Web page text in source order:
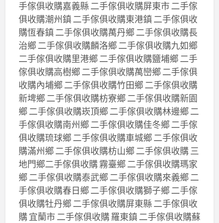
手傢俱收購嘉義縣 二手傢俱收購屏東市 二手傢
俱收購潮州鎮 二手傢俱收購東港鎮 二手傢俱收
購恆春鎮 二手傢俱收購萬丹鄉 二手傢俱收購長
治鄉 二手傢俱收購麟洛鄉 二手傢俱收購九如鄉
二手傢俱收購里港鄉 二手傢俱收購鹽埔鄉 二手
傢俱收購高樹鄉 二手傢俱收購萬巒鄉 二手傢俱
收購內埔鄉 二手傢俱收購竹田鄉 二手傢俱收購
新埤鄉 二手傢俱收購枋寮鄉 二手傢俱收購新園
鄉 二手傢俱收購崁頂鄉 二手傢俱收購林邊鄉 二
手傢俱收購南州鄉 二手傢俱收購佳冬鄉 二手傢
俱收購琉球鄉 二手傢俱收購車城鄉 二手傢俱收
購滿州鄉 二手傢俱收購枋山鄉 二手傢俱收購 三
地門鄉二手傢俱收購 霧臺鄉 二手傢俱收購瑪家
鄉 二手傢俱收購泰武鄉 二手傢俱收購來義鄉 二
手傢俱收購春日鄉 二手傢俱收購獅子鄉 二手傢
俱收購牡丹鄉 二手傢俱收購屏東縣 二手傢俱收
購 宜蘭市 二手傢俱收購 羅東鎮 二手傢俱收購蘇